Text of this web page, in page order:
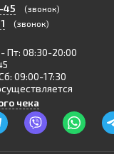
45 (звонок)
(звонок)
Пт: 08:30-20:00
09:00-17:30
чека